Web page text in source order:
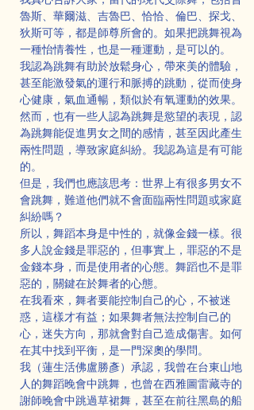
魯斯、華爾滋、吉魯巴、恰恰、倫巴、探戈、
狄斯可等，都是師尊所會的。如果把跳舞視為
一種怡情養性，也是一種運動，是可以的。
我認為跳舞有助於放鬆身心，帶來美的體驗，
甚至能激發氣的運行和脈搏的跳動，從而使身
心健康，氣血通暢，類似於有氧運動的效果。
然而，也有一些人認為跳舞是慾望的表現，認
為跳舞能促進男女之間的感情，甚至因此產生
兩性問題，導致家庭糾紛。我認為這是有可能
的。
但是，我們也應該思考：世界上有很多男女不
會跳舞，難道他們就不會面臨兩性問題或家庭
糾紛嗎？
所以，舞蹈本身是中性的，就像金錢一樣。很
多人說金錢是罪惡的，但事實上，罪惡的不是
金錢本身，而是使用者的心態。舞蹈也不是罪
惡的，關鍵在於舞者的心態。
在我看來，舞者要能控制自己的心，不被迷
惑，這樣才有益；如果舞者無法控制自己的
心，迷失方向，那就會對自己造成傷害。如何
在其中找到平衡，是一門深奧的學問。
我（蓮生活佛盧勝彥）承認，我曾在台東山地
人的舞蹈晚會中跳舞，也曾在西雅圖雷藏寺的
謝師晚會中跳過草裙舞，甚至在前往黑島的船